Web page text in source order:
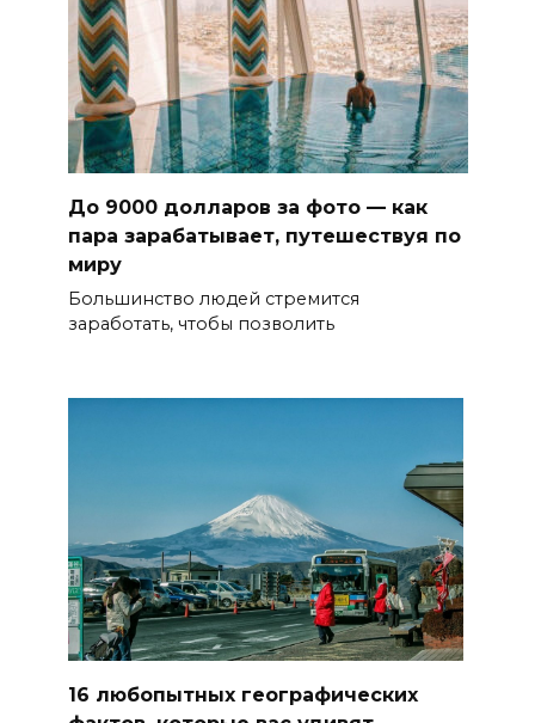
До 9000 долларов за фото — как
пара зарабатывает, путешествуя по
миру
Большинство людей стремится
заработать, чтобы позволить
16 любопытных географических